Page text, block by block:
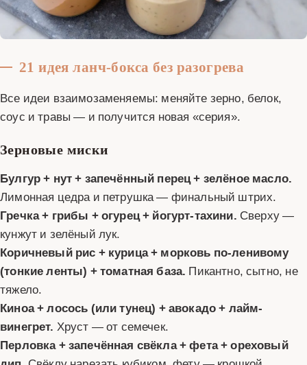
21 идея ланч-бокса без разогрева
Все идеи взаимозаменяемы: меняйте зерно, белок,
соус и травы — и получится новая «серия».
Зерновые миски
Булгур + нут + запечённый перец + зелёное масло.
Лимонная цедра и петрушка — финальный штрих.
Гречка + грибы + огурец + йогурт-тахини. Сверху —
кунжут и зелёный лук.
Коричневый рис + курица + морковь по-ленивому
(тонкие ленты) + томатная база. Пикантно, сытно, не
тяжело.
Киноа + лосось (или тунец) + авокадо + лайм-
винегрет. Хруст — от семечек.
Перловка + запечённая свёкла + фета + ореховый